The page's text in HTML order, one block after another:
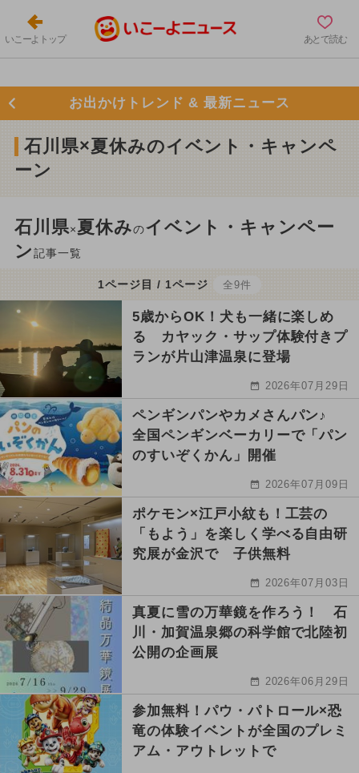
いこーよトップ あとで読む
お出かけトレンド & 最新ニュース
石川県×夏休みのイベント・キャンペ
ーン
石川県×夏休みのイベント・キャンペー
ン記事一覧
1ページ目 / 1ページ 全9件
5歳からOK！犬も一緒に楽しめ
る カヤック・サップ体験付きプ
ランが片山津温泉に登場
2026年07月29日
ペンギンパンやカメさんパン♪
全国ペンギンベーカリーで「パン
のすいぞくかん」開催
2026年07月09日
ポケモン×江戸小紋も！工芸の
「もよう」を楽しく学べる自由研
究展が金沢で 子供無料
2026年07月03日
真夏に雪の万華鏡を作ろう！ 石
川・加賀温泉郷の科学館で北陸初
公開の企画展
2026年06月29日
参加無料！パウ・パトロール×恐
竜の体験イベントが全国のプレミ
アム・アウトレットで